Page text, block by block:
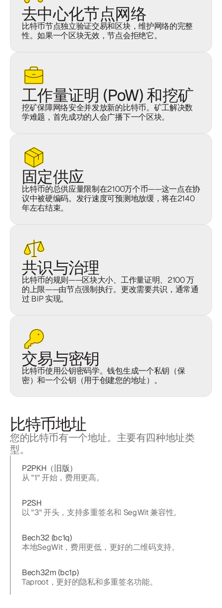
去中心化节点网络
比特币节点独立验证交易和区块，维护网络的完整
性。如果一个区块无效，节点会拒绝它。
工作量证明 (PoW) 和挖矿
挖矿保障网络安全并发放新的比特币。矿工解决数
学难题，首先成功的人会广播下一个区块。
固定供应
比特币的总供应量限制在2100万个币——这一点在协
议中被硬编码。发行速度可预测地放缓，将在2140
年左右结束。
共识与治理
比特币的规则——区块大小、工作量证明、2100 万
的上限——由节点强制执行。更改需要共识，通常通
过 BIP 实现。
交易与密钥
比特币使用公钥密码学。钱包生成一个私钥（保
密）和一个公钥（用于创建您的地址）。
比特币地址
您的比特币有一个地址。主要有四种地址类
型。
P2PKH（旧版）
从 "1" 开始，费用更高。
P2SH
以 "3" 开头，支持多重签名和 SegWit 兼容性。
Bech32 (bc1q)
本地SegWit，费用更低，更好的二维码支持。
Bech32m (bc1p)
Taproot，更好的隐私和多重签名功能。